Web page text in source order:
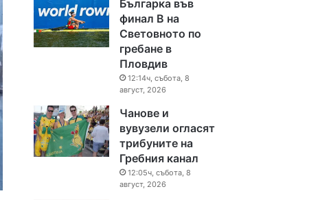
Българка във
финал B на
Световното по
гребане в
Пловдив
12:14ч, събота, 8
август, 2026
Чанове и
вувузели огласят
трибуните на
Гребния канал
12:05ч, събота, 8
август, 2026